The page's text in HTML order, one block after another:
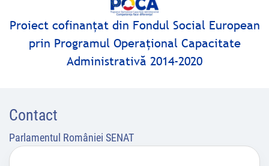
Proiect cofinanţat din Fondul Social European
prin Programul Operaţional Capacitate
Administrativă 2014-2020
Contact
Parlamentul României SENAT